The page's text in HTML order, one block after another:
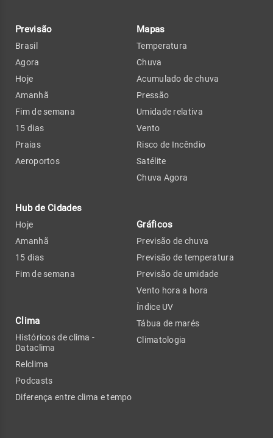
Previsão
Brasil
Agora
Hoje
Amanhã
Fim de semana
15 dias
Praias
Aeroportos
Hub de Cidades
Hoje
Amanhã
15 dias
Fim de semana
Clima
Históricos de clima -
Dataclima
Relclima
Podcasts
Diferença entre clima e tempo
Mapas
Temperatura
Chuva
Acumulado de chuva
Pressão
Umidade relativa
Vento
Risco de Incêndio
Satélite
Chuva Agora
Gráficos
Previsão de chuva
Previsão de temperatura
Previsão de umidade
Vento hora a hora
Índice UV
Tábua de marés
Climatologia